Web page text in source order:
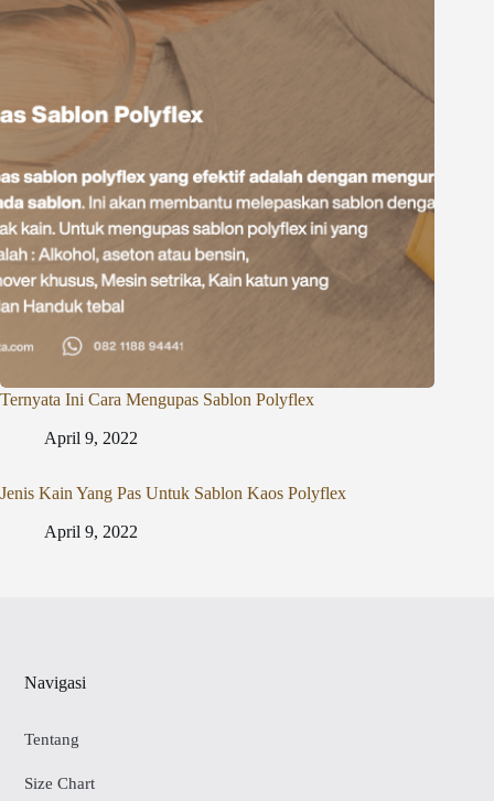
Ternyata Ini Cara Mengupas Sablon Polyflex
April 9, 2022
Jenis Kain Yang Pas Untuk Sablon Kaos Polyflex
April 9, 2022
Navigasi
Tentang
Size Chart